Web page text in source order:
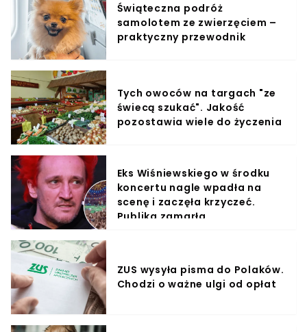
Świąteczna podróż
samolotem ze zwierzęciem –
praktyczny przewodnik
Tych owoców na targach "ze
świecą szukać". Jakość
pozostawia wiele do życzenia
Eks Wiśniewskiego w środku
koncertu nagle wpadła na
scenę i zaczęła krzyczeć.
Publika zamarła
ZUS wysyła pisma do Polaków.
Chodzi o ważne ulgi od opłat